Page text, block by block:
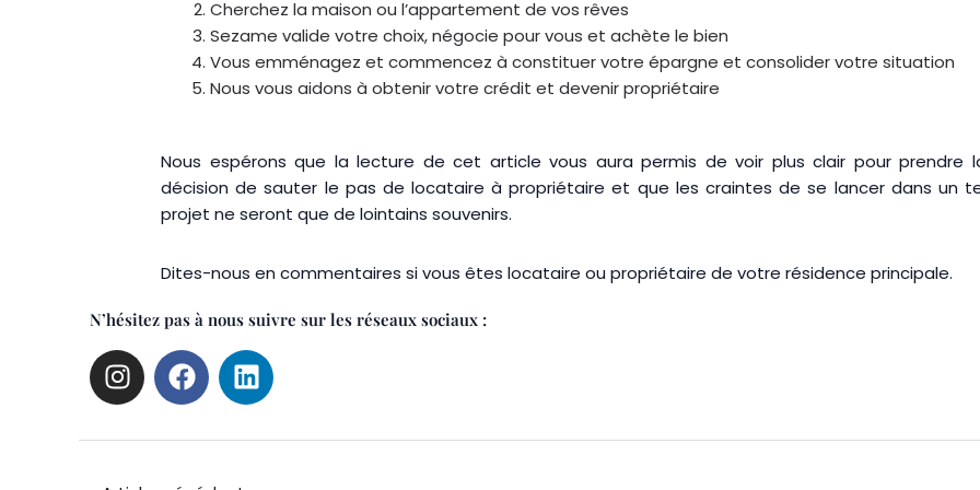
Cherchez la maison ou l’appartement de vos rêves
Sezame valide votre choix, négocie pour vous et achète le bien
Vous emménagez et commencez à constituer votre épargne et consolider votre situation
Nous vous aidons à obtenir votre crédit et devenir propriétaire
Nous espérons que la lecture de cet article vous aura permis de voir plus clair pour prendre
décision de sauter le pas de locataire à propriétaire et que les craintes de se lancer dans un
projet ne seront que de lointains souvenirs.
Dites-nous en commentaires si vous êtes locataire ou propriétaire de votre résidence principale.
N’hésitez pas à nous suivre sur les réseaux sociaux :
I
n
s
t
F
a
c
e
L
i
n
k